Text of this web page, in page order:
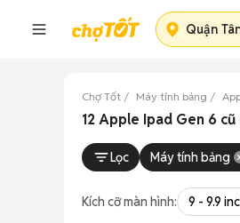
Quận
Chợ Tốt Máy tính bảng
12 Apple Ipad Gen 6 cũ
Lọc Máy tính bảng
Kích cỡ màn hình: 9 - 9.9